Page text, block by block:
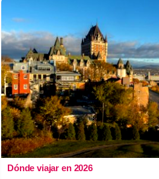
Dónde viajar en 2026